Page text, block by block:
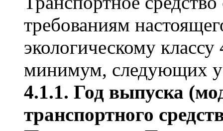
требованиям
экологическому
минимум, следующих
4.1.1. Год выпуска
транспортного